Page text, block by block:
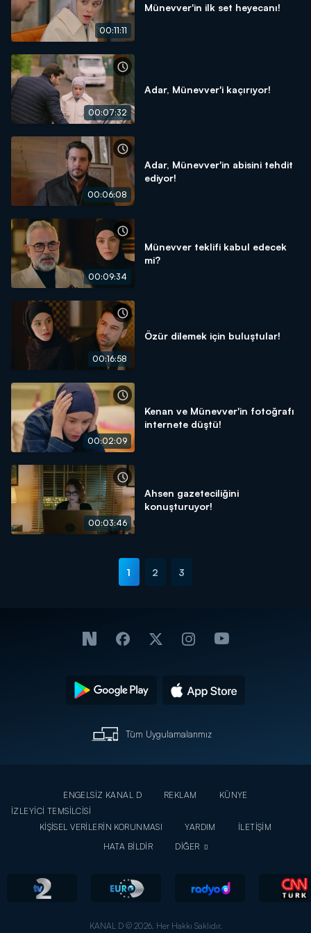
00:11:11
Münevver'in ilk set heyecanı!
00:07:32
Adar, Münevver'i kaçırıyor!
00:06:08
Adar, Münevver'in abisini tehdit
ediyor!
00:09:34
Münevver teklifi kabul edecek
mi?
00:16:58
Özür dilemek için buluştular!
00:02:09
Kenan ve Münevver'in fotoğrafı
internete düştü!
00:03:46
Ahsen gazeteciliğini
konuşturuyor!
1 2 3
Tüm Uygulamalarımız
ENGELSİZ KANAL D REKLAM
KÜNYE
İZLEYİCİ TEMSİLCİSİ
KİŞİSEL VERİLERİN KORUNMASI
YARDIM
İLETİŞİM
HATA BİLDİR
DİĞER
KANAL D © 2026. Her Hakkı Saklıdır.